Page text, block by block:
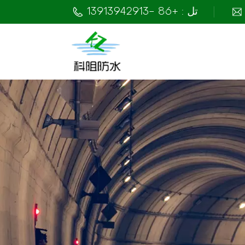
تل : +86 -13913942913